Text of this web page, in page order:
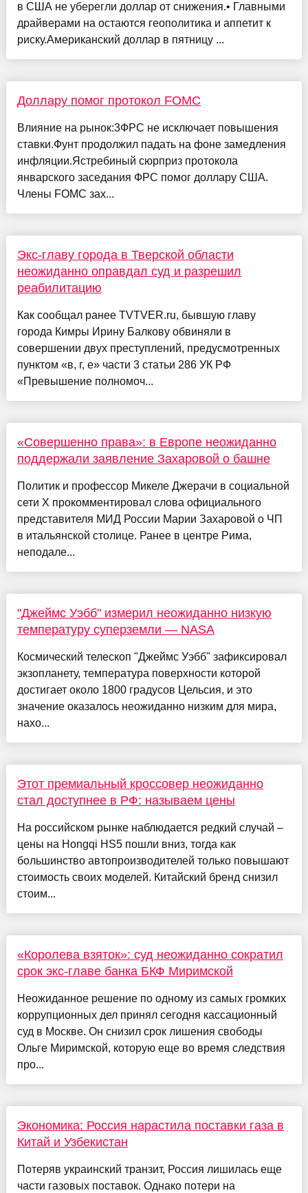
в США не уберегли доллар от снижения.• Главными
драйверами на остаются геополитика и аппетит к
риску.Американский доллар в пятницу ...
Доллару помог протокол FOMC
Влияние на рынок:3ФРС не исключает повышения
ставки.Фунт продолжил падать на фоне замедления
инфляции.Ястребиный сюрприз протокола
январского заседания ФРС помог доллару США.
Члены FOMC зах...
Экс-главу города в Тверской области
неожиданно оправдал суд и разрешил
реабилитацию
Как сообщал ранее TVTVER.ru, бывшую главу
города Кимры Ирину Балкову обвиняли в
совершении двух преступлений, предусмотренных
пунктом «в, г, е» части 3 статьи 286 УК РФ
«Превышение полномоч...
«Совершенно права»: в Европе неожиданно
поддержали заявление Захаровой о башне
Политик и профессор Микеле Джерачи в социальной
сети Х прокомментировал слова официального
представителя МИД России Марии Захаровой о ЧП
в итальянской столице. Ранее в центре Рима,
неподале...
"Джеймс Уэбб" измерил неожиданно низкую
температуру суперземли — NASA
Космический телескоп "Джеймс Уэбб" зафиксировал
экзопланету, температура поверхности которой
достигает около 1800 градусов Цельсия, и это
значение оказалось неожиданно низким для мира,
нахо...
Этот премиальный кроссовер неожиданно
стал доступнее в РФ: называем цены
На российском рынке наблюдается редкий случай –
цены на Hongqi HS5 пошли вниз, тогда как
большинство автопроизводителей только повышают
стоимость своих моделей. Китайский бренд снизил
стоим...
«Королева взяток»: суд неожиданно сократил
срок экс-главе банка БКФ Миримской
Неожиданное решение по одному из самых громких
коррупционных дел принял сегодня кассационный
суд в Москве. Он снизил срок лишения свободы
Ольге Миримской, которую еще во время следствия
про...
Экономика: Россия нарастила поставки газа в
Китай и Узбекистан
Потеряв украинский транзит, Россия лишилась еще
части газовых поставок. Однако потери на